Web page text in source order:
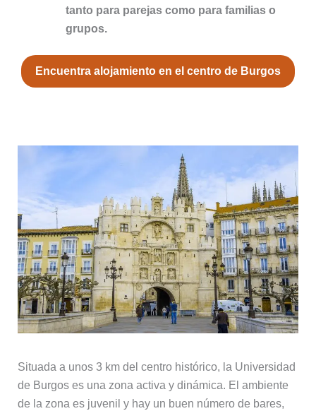
tanto para parejas como para familias o
grupos.
Encuentra alojamiento en el centro de Burgos
Situada a unos 3 km del centro histórico, la Universidad
de Burgos es una zona activa y dinámica. El ambiente
de la zona es juvenil y hay un buen número de bares,